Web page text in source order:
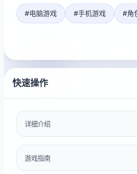
#电脑游戏 #手机游戏 #角
快速操作
详细介绍
游戏指南